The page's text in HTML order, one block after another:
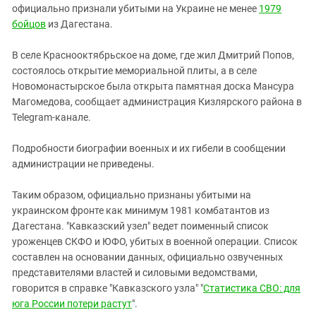
Чечня
Южный Кавказ
официально признали убитыми на Украине не менее 1979
бойцов из Дагестана.
В селе Краснооктябрьское на доме, где жил Дмитрий Попов,
состоялось открытие мемориальной плиты, а в селе
Новомонастырское была открыта памятная доска Мансура
Магомедова, сообщает администрация Кизлярского района в
Telegram-канале.
Подробности биографии военных и их гибели в сообщении
администрации не приведены.
Таким образом, официально признаны убитыми на
украинском фронте как минимум 1981 комбатантов из
Дагестана. "Кавказский узел" ведет поименный список
уроженцев СКФО и ЮФО, убитых в военной операции. Список
составлен на основании данных, официально озвученных
представителями властей и силовыми ведомствами,
говорится в справке "Кавказского узла" "Статистика СВО: для
юга России потери растут".